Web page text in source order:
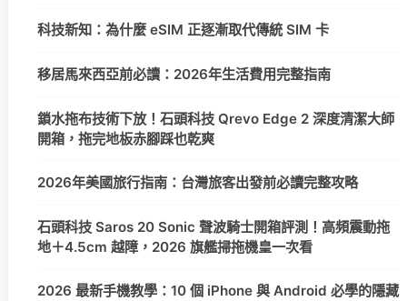
科技新知：為什麼 eSIM 正逐漸取代傳統 SIM 卡
移居馬來西亞前必讀：2026年生活費用完整指南
鎖水拖布技術下放！石頭科技 Qrevo Edge 2 深度清潔大師
開箱，拖完地板赤腳踩也乾爽
2026年美國旅行指南：台灣旅客出發前必讀完整攻略
石頭科技 Saros 20 Sonic 聲波騎士開箱評測！高頻震動拖
地＋4.5cm 越障，2026 旗艦掃拖機皇一次看
2026 最新手機教學：10 個 iPhone 與 Android 必學的隱藏